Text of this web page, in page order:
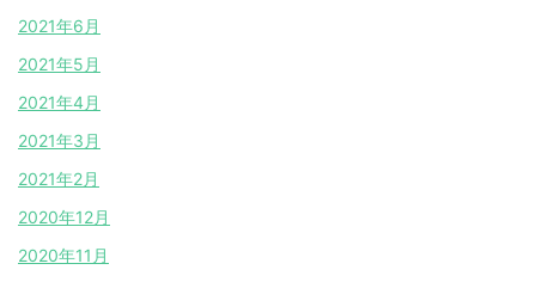
2021年6月
2021年5月
2021年4月
2021年3月
2021年2月
2020年12月
2020年11月